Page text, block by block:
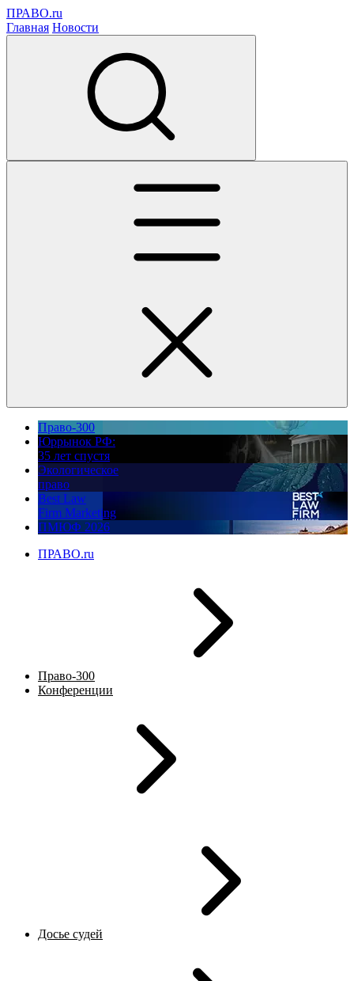
ПРАВО.ru
Главная Новости
Право-300
Юррынок РФ:
35 лет спустя
Экологическое
право
Best Law
Firm Marketing
ПМЮФ 2026
ПРАВО.ru
Право-300
Конференции
Досье судей